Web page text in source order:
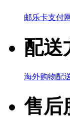
邮乐卡支付
配送
海外购物配
售后